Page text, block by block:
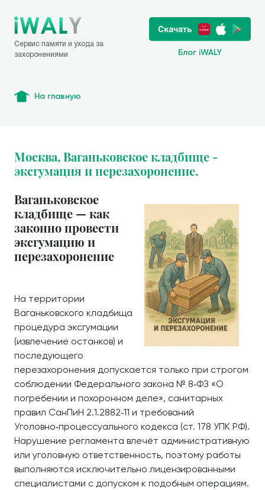
Сервис памяти и ухода за
захоронениями
Блог iWALY
На главную
Москва, Ваганьковское кладбище -
эксгумация и перезахоронение.
Ваганьковское
кладбище — как
законно провести
эксгумацию и
перезахоронение
На территории
Ваганьковского кладбища
процедура эксгумации
(извлечение останков) и
последующего
перезахоронения допускается только при строгом
соблюдении Федерального закона № 8‑ФЗ «О
погребении и похоронном деле», санитарных
правил СанПиН 2.1.2882‑11 и требований
Уголовно‑процессуального кодекса (ст. 178 УПК РФ).
Нарушение регламента влечёт административную
или уголовную ответственность, поэтому работы
выполняются исключительно лицензированными
специалистами с допуском к подобным операциям.